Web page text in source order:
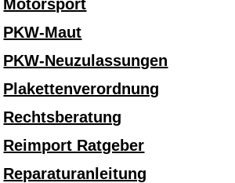
Motorsport
PKW-Maut
PKW-Neuzulassungen
Plakettenverordnung
Rechtsberatung
Reimport Ratgeber
Reparaturanleitung